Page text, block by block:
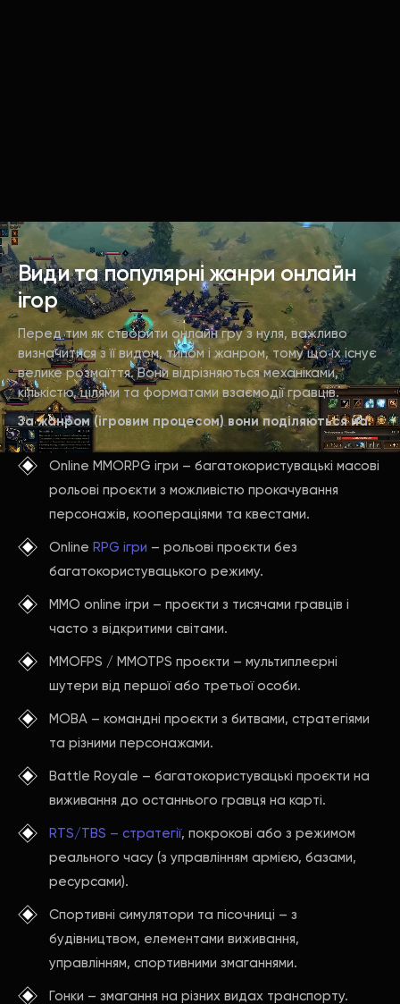
Види та популярні жанри онлайн
ігор
Перед тим як створити онлайн гру з нуля, важливо
визначитися з її видом, типом і жанром, тому що їх існує
велике розмаїття. Вони відрізняються механіками,
кількістю, цілями та форматами взаємодії гравців.
За жанром (ігровим процесом) вони поділяються на:
Online MMORPG ігри – багатокористувацькі масові
рольові проєкти з можливістю прокачування
персонажів, коопераціями та квестами.
Online RPG ігри – рольові проєкти без
багатокористувацького режиму.
MMO online ігри – проєкти з тисячами гравців і
часто з відкритими світами.
MMOFPS / MMOTPS проєкти – мультиплеєрні
шутери від першої або третьої особи.
MOBA – командні проєкти з битвами, стратегіями
та різними персонажами.
Battle Royale – багатокористувацькі проєкти на
виживання до останнього гравця на карті.
RTS/TBS – стратегії, покрокові або з режимом
реального часу (з управлінням армією, базами,
ресурсами).
Спортивні симулятори та пісочниці – з
будівництвом, елементами виживання,
управлінням, спортивними змаганнями.
Гонки – змагання на різних видах транспорту.